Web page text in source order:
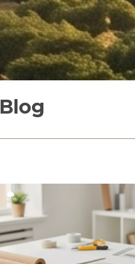
Blog